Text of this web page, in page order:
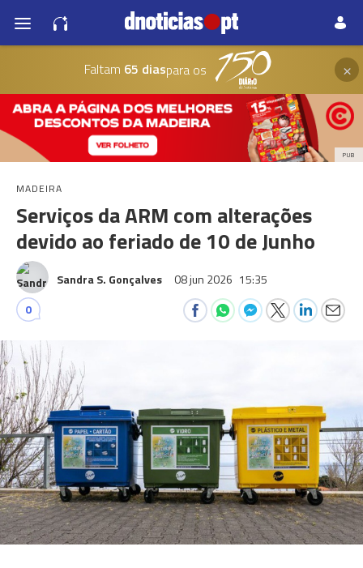
Faltam 65 diaspara os ×
PUB
MADEIRA
Serviços da ARM com alterações
devido ao feriado de 10 de Junho
Sandra S. Gonçalves 08 jun 2026 15:35
0